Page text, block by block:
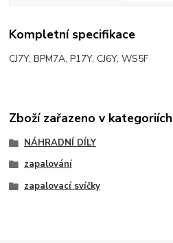
Kompletní specifikace
CJ7Y, BPM7A, P17Y, CJ6Y, WS5F
Zboží zařazeno v kategoriích
NÁHRADNÍ DÍLY
zapalování
zapalovací svíčky